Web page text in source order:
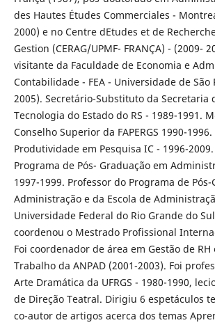
des Hautes Études Commerciales -
2000) e no Centre dEtudes et de
Gestion (CERAG/UPMF- FRANÇA) - (2009-
visitante da Faculdade de Economia e
Contabilidade - FEA - Universidade de São
2005). Secretário-Substituto da Secretaria
Tecnologia do Estado do RS - 1989-1991.
Conselho Superior da FAPERGS 1990-
Produtividade em Pesquisa IC - 1996-
Programa de Pós- Graduação em
1997-1999. Professor do Programa de
Administração e da Escola de
Universidade Federal do Rio Grande do
coordenou o Mestrado Profissional
Foi coordenador de área em Gestão de RH
Trabalho da ANPAD (2001-2003). Foi
Arte Dramática da UFRGS - 1980-1990,
de Direção Teatral. Dirigiu 6 espetáculos
co-autor de artigos acerca dos temas